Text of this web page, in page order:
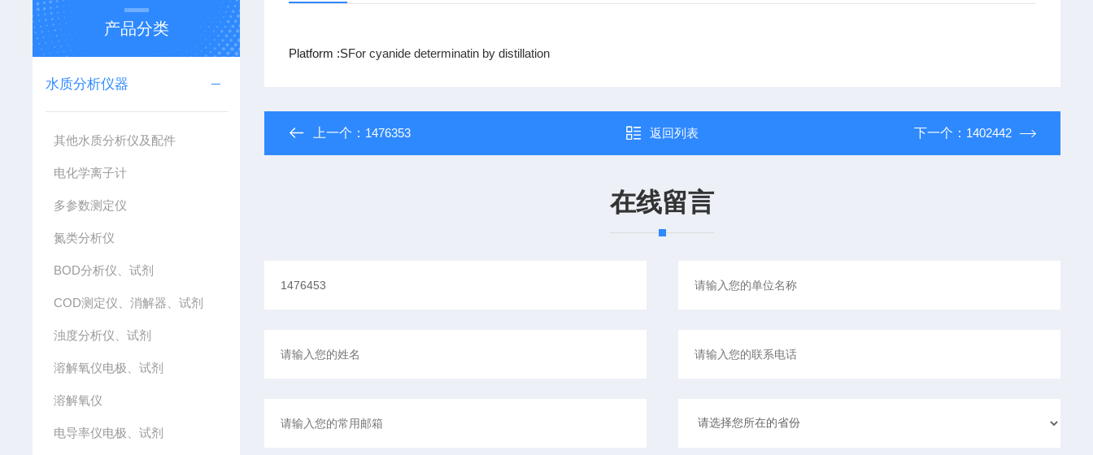
产品分类
水质分析仪器
其他水质分析仪及配件
电化学离子计
多参数测定仪
氮类分析仪
BOD分析仪、试剂
COD测定仪、消解器、试剂
浊度分析仪、试剂
溶解氧仪电极、试剂
溶解氧仪
电导率仪电极、试剂
Platform :SFor cyanide determinatin by distillation
上一个： 1476353 返回列表 下一个： 1402442
在线留言